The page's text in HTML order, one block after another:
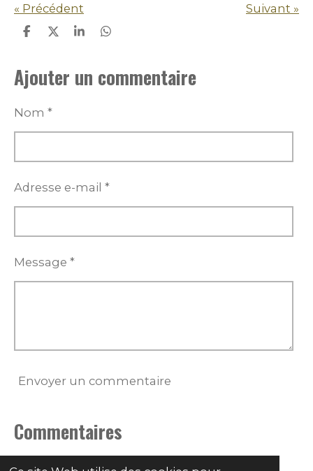
« Précédent Suivant »
P
t
a
e
r
P
t
a
e
P
t
a
P
t
a
Ajouter un commentaire
Nom *
Adresse e-mail *
Message *
Envoyer un commentaire
Commentaires
Il n'y a pas encore de commentaire.